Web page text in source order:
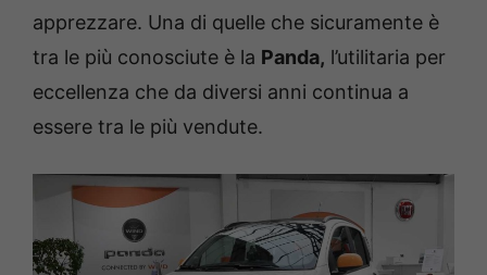
apprezzare. Una di quelle che sicuramente è
tra le più conosciute è la Panda, l’utilitaria per
eccellenza che da diversi anni continua a
essere tra le più vendute.